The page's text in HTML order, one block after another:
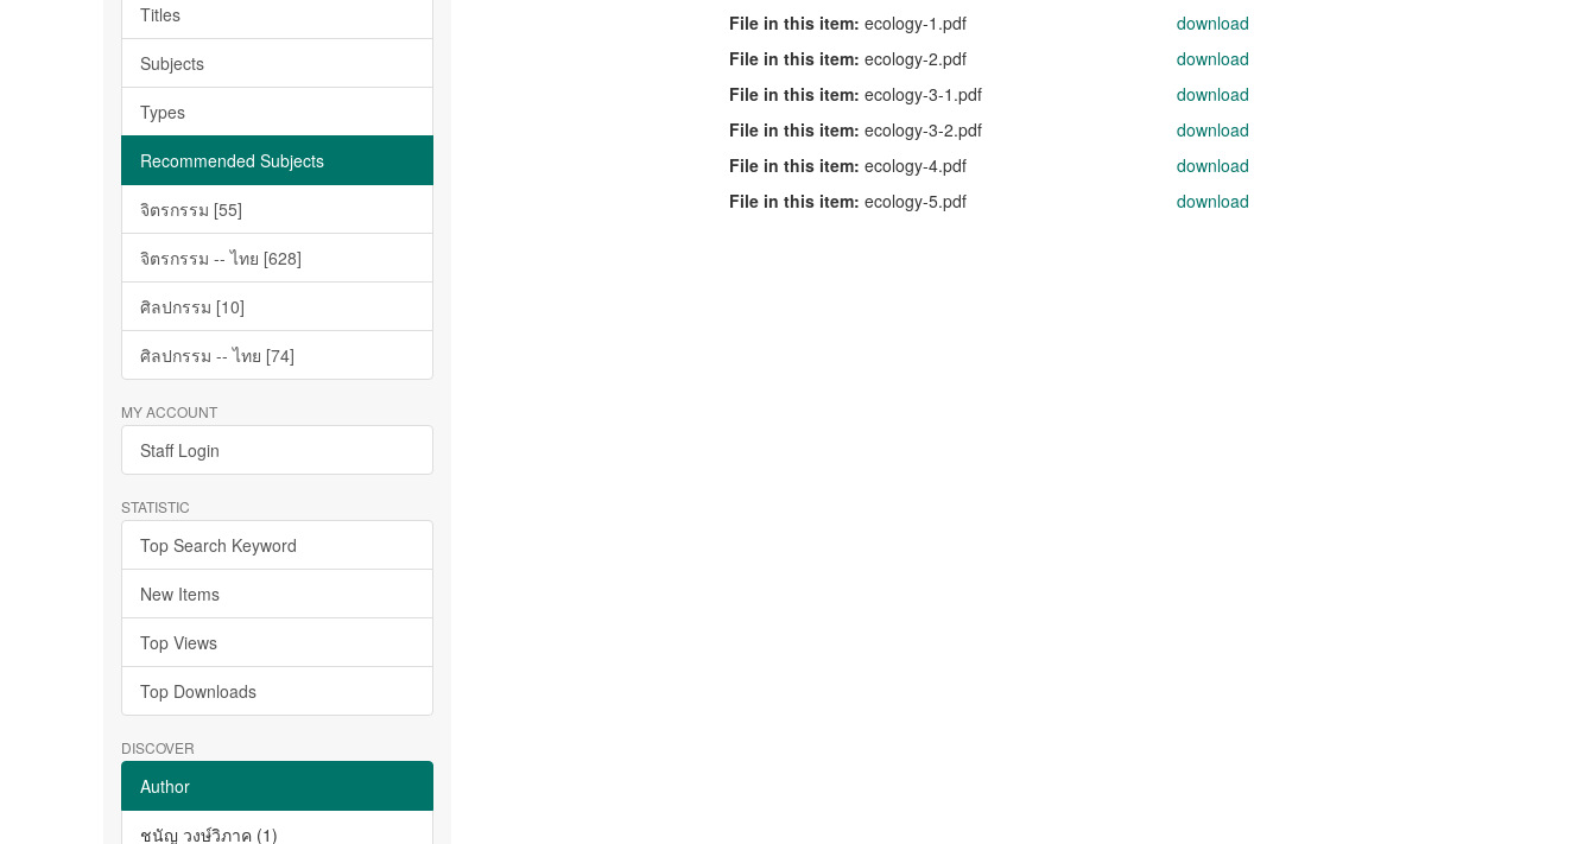
Titles
Subjects
Types
Recommended Subjects
จิตรกรรม [55]
จิตรกรรม -- ไทย [628]
ศิลปกรรม [10]
ศิลปกรรม -- ไทย [74]
MY ACCOUNT
Staff Login
STATISTIC
Top Search Keyword
New Items
Top Views
Top Downloads
DISCOVER
Author
ชนัญ วงษ์วิภาค (1)
File in this item: ecology-1.pdf
download
File in this item: ecology-2.pdf
download
File in this item: ecology-3-1.pdf
download
File in this item: ecology-3-2.pdf
download
File in this item: ecology-4.pdf
download
File in this item: ecology-5.pdf download